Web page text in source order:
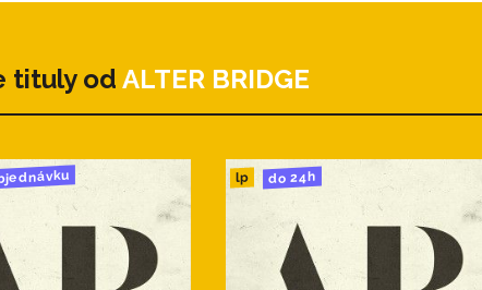
tituly od ALTER BRIDGE
lp do 24h